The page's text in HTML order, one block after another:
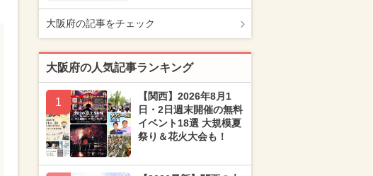
大阪府の記事をチェック
大阪府の人気記事ランキング
1
【関西】2026年8月1
日・2日週末開催の無料
イベント18選 大規模夏
祭り＆花火大会も！